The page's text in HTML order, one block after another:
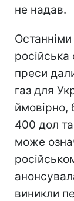
не надав.
преси
газ для
ймовірно,
400 дол
може
виникли